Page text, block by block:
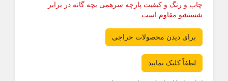
چاپ و رنگ و کیفیت پارچه سرهمی بچه گانه در برابر
شستشو مقاوم است
برای دیدن محصولات حراجی
لطفاً کلیک نمایید